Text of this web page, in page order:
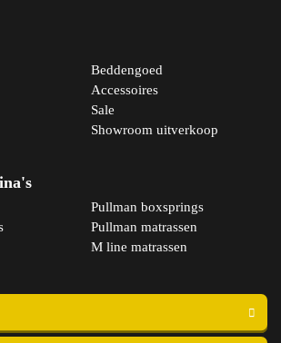
Beddengoed
Accessoires
Sale
Showroom uitverkoop
Pullman boxsprings
Pullman matrassen
M line matrassen